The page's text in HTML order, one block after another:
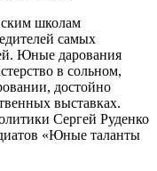
школам
самых
Юные дарования
в сольном,
достойно
выставках.
Сергей Руденко
«Юные таланты